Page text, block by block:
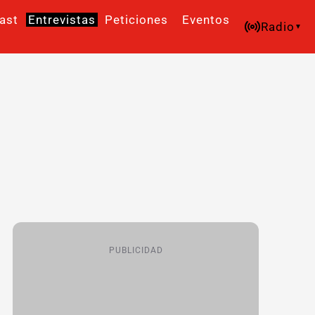
Entrevistas Peticiones Eventos Radio
PUBLICIDAD